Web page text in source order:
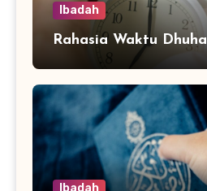
Ibadah
Rahasia Waktu Dhuha